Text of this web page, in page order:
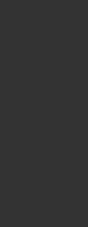
Würt­tem­berg
dann als
Auf ihre sehr
im Jahr 1924
Sol­bad für
ken zu ei­ner
teuer
eine
Un­ter­ur­bach
lein Lis Ar­nold“
Die Halle war
Platz für 30
stan­den
Lei­tung vom
den. Die Kin­der